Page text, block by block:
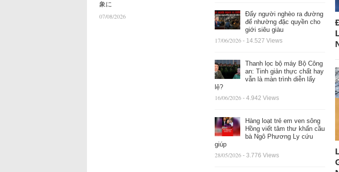
象に
07/08/2026
Đẩy người nghèo ra đường
để nhường đặc quyền cho
giới siêu giàu
17/06/2026 - 14.527 Views
Thanh lọc bộ máy Bộ Công
an: Tinh giản thực chất hay
vẫn là màn trình diễn lấy
lệ?
16/06/2026 - 4.942 Views
Hàng loạt trẻ em ven sông
Hồng viết tâm thư khẩn cầu
bà Ngô Phương Ly cứu
giúp
28/05/2026 - 3.776 Views